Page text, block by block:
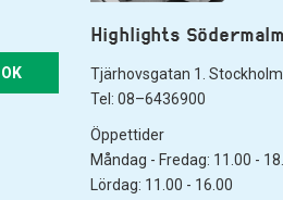
OK
Highlights Södermalm
Tjärhovsgatan 1. Stockholm
Tel: 08–6436900
Öppettider
Måndag - Fredag: 11.00 -
Lördag: 11.00 - 16.00